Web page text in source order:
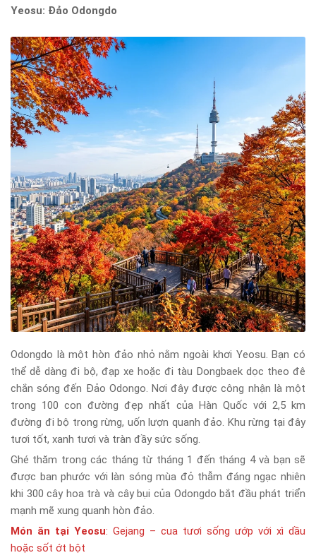
Yeosu: Đảo Odongdo
Odongdo là một hòn đảo nhỏ nằm ngoài khơi Yeosu. Bạn có
thể dễ dàng đi bộ, đạp xe hoặc đi tàu Dongbaek dọc theo đê
chắn sóng đến Đảo Odongo. Nơi đây được công nhận là một
trong 100 con đường đẹp nhất của Hàn Quốc với 2,5 km
đường đi bộ trong rừng, uốn lượn quanh đảo. Khu rừng tại đây
tươi tốt, xanh tươi và tràn đầy sức sống.
Ghé thăm trong các tháng từ tháng 1 đến tháng 4 và bạn sẽ
được ban phước với làn sóng mùa đỏ thẫm đáng ngạc nhiên
khi 300 cây hoa trà và cây bụi của Odongdo bắt đầu phát triển
mạnh mẽ xung quanh hòn đảo.
Món ăn tại Yeosu: Gejang – cua tươi sống ướp với xì dầu
hoặc sốt ớt bột